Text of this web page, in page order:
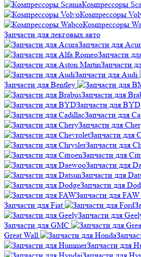
Компрессоры
Компрессоры
Компрессоры
Запчасти для лекговых авто
Запчасти для
Запчасти
Запчасти
Запчасти для Audi
Запчасти для Bentley
Запчасти для
Запчасти для BYD
Запчасти для
Запчасти для
Запчасти для
Запчасти для
Запчасти для
Запчасти для
Запчасти для
Запчасти для
Запчасти для FAW
Запчасти для Fiat
Запчасти для
Запчасти для GMC
Great Wall
Запчасти для
Запчасти для